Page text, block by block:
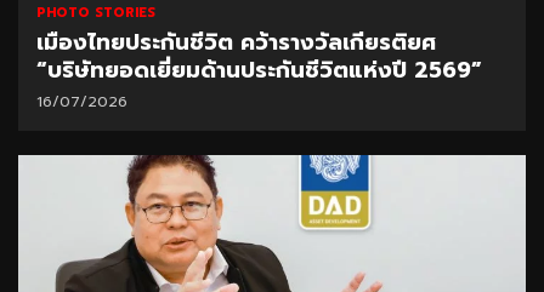
PHOTO STORIES
เมืองไทยประกันชีวิต คว้ารางวัลเกียรติยศ
“บริษัทยอดเยี่ยมด้านประกันชีวิตแห่งปี 2569”
16/07/2026